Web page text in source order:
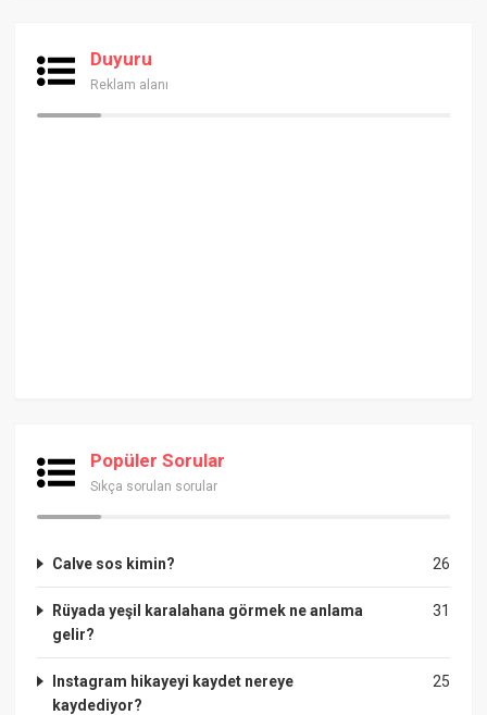
Duyuru
Reklam alanı
Popüler Sorular
Sıkça sorulan sorular
26
Calve sos kimin?
31
Rüyada yeşil karalahana görmek ne anlama
gelir?
25
Instagram hikayeyi kaydet nereye
kaydediyor?